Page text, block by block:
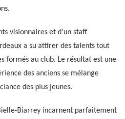
visionnaires et d’un staff
a su attirer des talents tout
formés au club. Le résultat est une
des anciens se mélange
des plus jeunes.
Biarrey incarnent parfaitement